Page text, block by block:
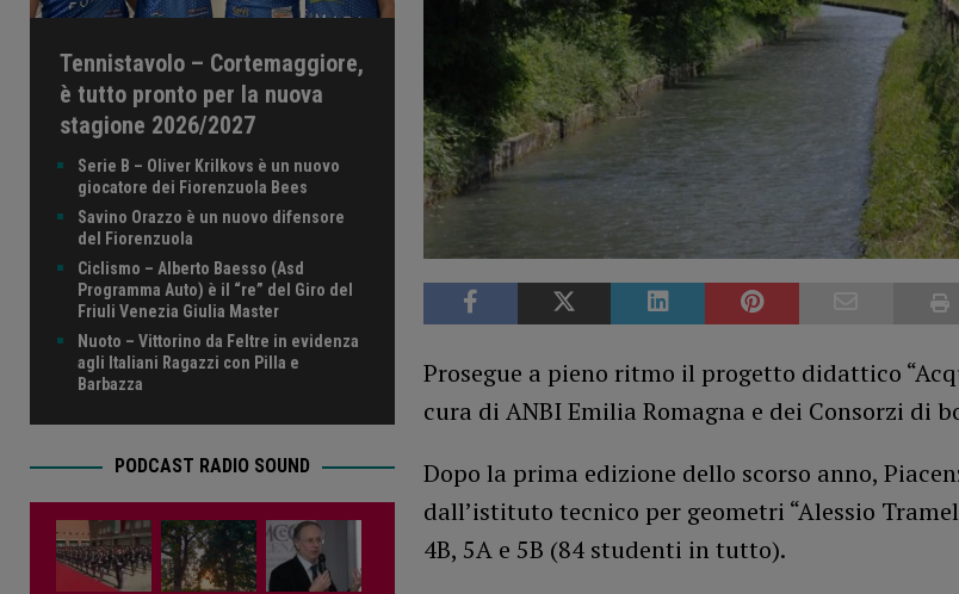
Prosegue a pieno ritmo il progetto didattico
cura di ANBI Emilia Romagna e dei Consorzi di
Dopo la prima edizione dello scorso anno,
dall’istituto tecnico per geometri “Alessio
4B, 5A e 5B (84 studenti in tutto).
Tennistavolo – Cortemaggiore,
è tutto pronto per la nuova
stagione 2026/2027
Serie B – Oliver Krilkovs è un nuovo
giocatore dei Fiorenzuola Bees
Savino Orazzo è un nuovo difensore
del Fiorenzuola
Ciclismo – Alberto Baesso (Asd
Programma Auto) è il “re” del Giro del
Friuli Venezia Giulia Master
Nuoto – Vittorino da Feltre in evidenza
agli Italiani Ragazzi con Pilla e
Barbazza
PODCAST RADIO SOUND